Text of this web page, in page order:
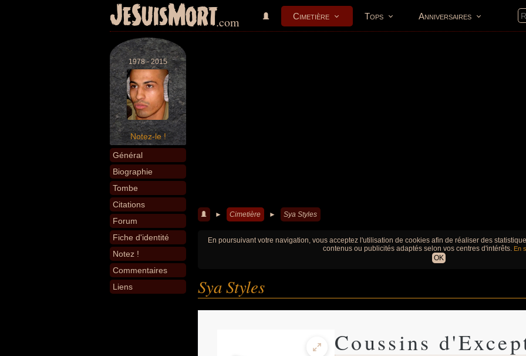
JeSuisMort.com Cimetière Tops Anniversaires
1978 - 2015
Notez-le !
Général
Biographie
Tombe
Citations
Forum
Fiche d'identité
Notez !
Commentaires
Liens
► Cimetière ► Sya Styles
En poursuivant votre navigation, vous acceptez l'utilisation de cookies afin de réaliser des
contenus ou publicités adaptés selon vos centres d'intérêts. En
OK
Sya Styles
Coussins